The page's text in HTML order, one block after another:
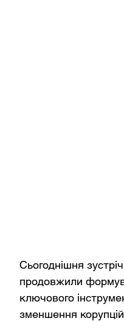
Сьогоднішня
продовжили
ключового
зменшення